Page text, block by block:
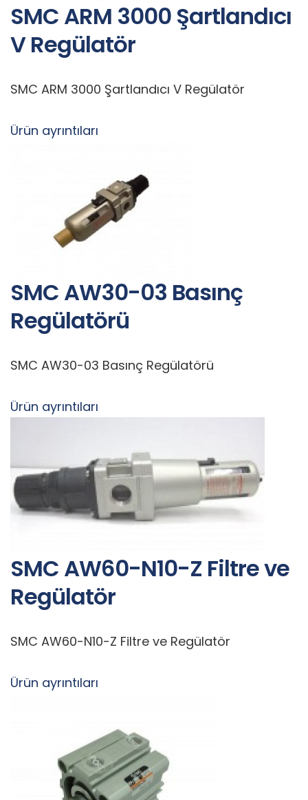
SMC ARM 3000 Şartlandıcı
V Regülatör
SMC ARM 3000 Şartlandıcı V Regülatör
Ürün ayrıntıları
SMC AW30-03 Basınç
Regülatörü
SMC AW30-03 Basınç Regülatörü
Ürün ayrıntıları
SMC AW60-N10-Z Filtre ve
Regülatör
SMC AW60-N10-Z Filtre ve Regülatör
Ürün ayrıntıları